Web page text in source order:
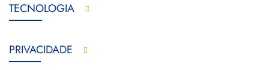
TECNOLOGIA
PRIVACIDADE